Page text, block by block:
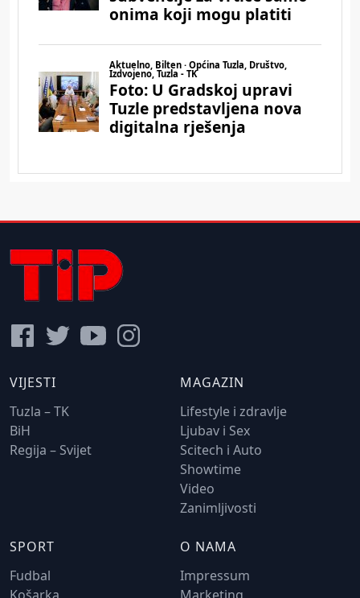
VIJESTI
Tuzla – TK
BiH
Regija – Svijet
MAGAZIN
Lifestyle i zdravlje
Ljubav i Sex
Scitech i Auto
Showtime
Video
Zanimljivosti
SPORT
Fudbal
Košarka
O NAMA
Impressum
Marketing